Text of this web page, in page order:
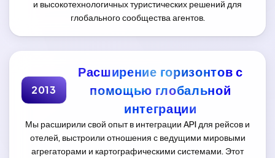
и высокотехнологичных туристических решений для
глобального сообщества агентов.
2013
Расширение горизонтов с
помощью глобальной
интеграции
Мы расширили свой опыт в интеграции API для рейсов и
отелей, выстроили отношения с ведущими мировыми
агрегаторами и картографическими системами. Этот